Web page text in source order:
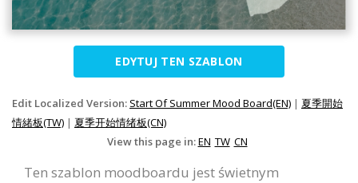
EDYTUJ TEN SZABLON
Edit Localized Version: Start Of Summer Mood Board(EN) | 夏季開始
情緒板(TW) | 夏季开始情绪板(CN)
View this page in:EN TW CN
Ten szablon moodboardu jest świetnym